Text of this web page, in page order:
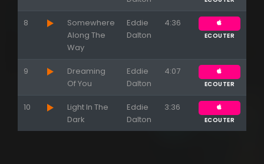
8
Somewhere
Along The
Way
Eddie
Dalton
4:36
ECOUTER
9
Dreaming
Of You
Eddie
Dalton
4:07
ECOUTER
10
Light In The
Dark
Eddie
Dalton
3:36
ECOUTER